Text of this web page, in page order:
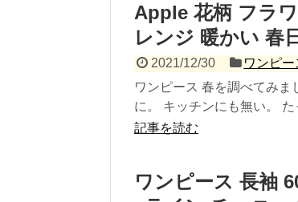
Apple 花柄 フラ
レンジ 暖かい 春
2021/12/30
ワンピー
ワンピース 春を調べてみ
に。 キッチンにも無い。
記事を読む
ワンピース 長袖